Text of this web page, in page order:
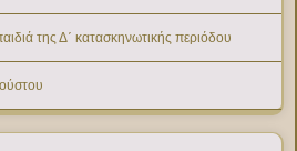
της Δ΄ κατασκηνωτικής περιόδου